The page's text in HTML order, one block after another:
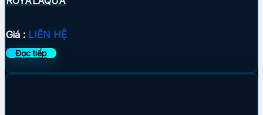
Giá : LIÊN HỆ
Đọc tiếp